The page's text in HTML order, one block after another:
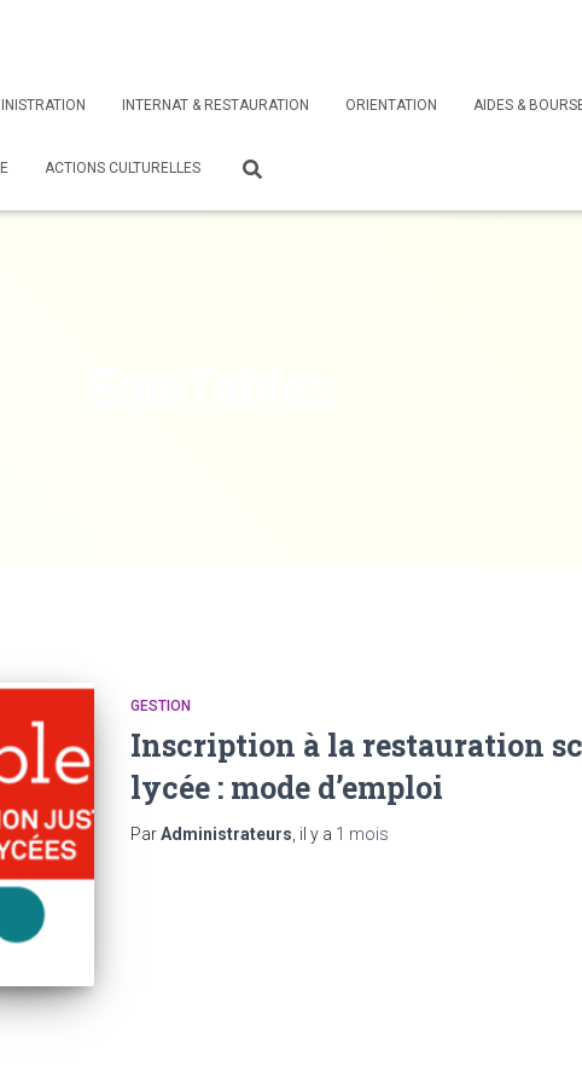
INTERNAT & RESTAURATION ORIENTATION AIDES &
ACTIONS CULTURELLES
GESTION
Inscription à la restauration
lycée : mode d’emploi
ParAdministrateurs , il y a 1 mois